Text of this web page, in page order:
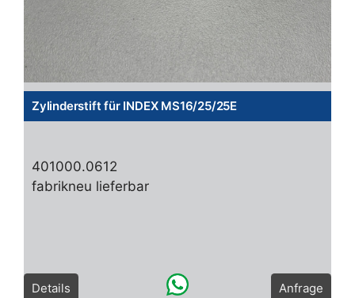
Zylinderstift für INDEX MS16/25/25E
401000.0612
fabrikneu lieferbar
Details Anfrage